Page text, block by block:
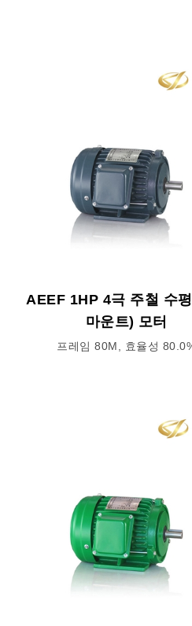
AEEF 1HP 4극 주철 수
마운트) 모터
프레임 80M, 효율성